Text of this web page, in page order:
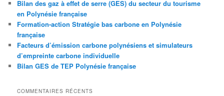
e
Bilan des gaz à effet de serre (GES) du secteur du tourisme
en Polynésie française
Formation-action Stratégie bas carbone en Polynésie
française
Facteurs d’émission carbone polynésiens et simulateurs
d’empreinte carbone individuelle
Bilan GES de TEP Polynésie française
COMMENTAIRES RÉCENTS